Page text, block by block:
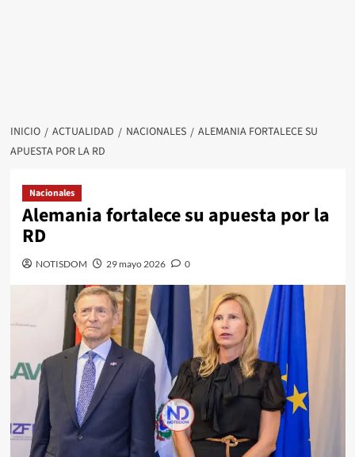
INICIO ACTUALIDAD NACIONALES
ALEMANIA FORTALECE SU
APUESTA POR LA RD
Nacionales
Alemania fortalece su apuesta por la
RD
NOTISDOM 29 mayo 2026 0